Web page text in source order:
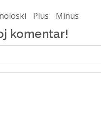
Plus Minus
komentar!